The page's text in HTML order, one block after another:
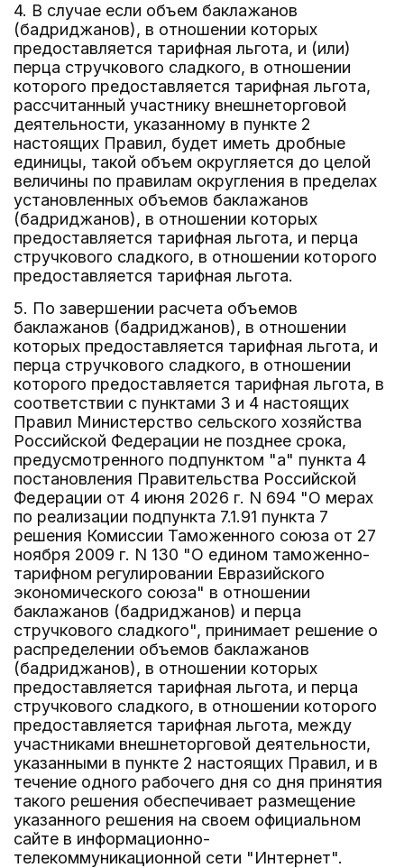
4. В случае если объем баклажанов
(бадриджанов), в отношении которых
предоставляется тарифная льгота, и (или)
перца стручкового сладкого, в отношении
которого предоставляется тарифная льгота,
рассчитанный участнику внешнеторговой
деятельности, указанному в пункте 2
настоящих Правил, будет иметь дробные
единицы, такой объем округляется до целой
величины по правилам округления в пределах
установленных объемов баклажанов
(бадриджанов), в отношении которых
предоставляется тарифная льгота, и перца
стручкового сладкого, в отношении которого
предоставляется тарифная льгота.
5. По завершении расчета объемов
баклажанов (бадриджанов), в отношении
которых предоставляется тарифная льгота, и
перца стручкового сладкого, в отношении
которого предоставляется тарифная льгота, в
соответствии с пунктами 3 и 4 настоящих
Правил Министерство сельского хозяйства
Российской Федерации не позднее срока,
предусмотренного подпунктом "а" пункта 4
постановления Правительства Российской
Федерации от 4 июня 2026 г. N 694 "О мерах
по реализации подпункта 7.1.91 пункта 7
решения Комиссии Таможенного союза от 27
ноября 2009 г. N 130 "О едином таможенно-
тарифном регулировании Евразийского
экономического союза" в отношении
баклажанов (бадриджанов) и перца
стручкового сладкого", принимает решение о
распределении объемов баклажанов
(бадриджанов), в отношении которых
предоставляется тарифная льгота, и перца
стручкового сладкого, в отношении которого
предоставляется тарифная льгота, между
участниками внешнеторговой деятельности,
указанными в пункте 2 настоящих Правил, и в
течение одного рабочего дня со дня принятия
такого решения обеспечивает размещение
указанного решения на своем официальном
сайте в информационно-
телекоммуникационной сети "Интернет".